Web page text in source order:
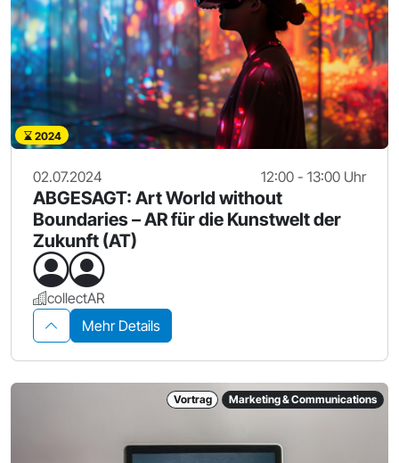
2024
02.07.2024 12:00 - 13:00 Uhr
ABGESAGT: Art World without
Boundaries – AR für die Kunstwelt der
Zukunft (AT)
collectAR
Mehr Details
Vortrag Marketing & Communications